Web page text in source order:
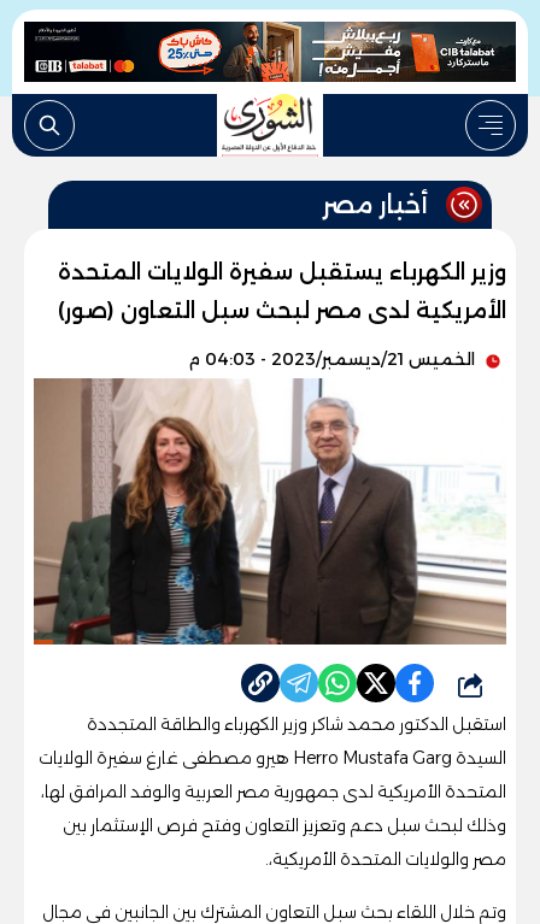
أخبار مصر
وزير الكهرباء يستقبل سفيرة الولايات المتحدة
الأمريكية لدى مصر لبحث سبل التعاون (صور)
الخميس 21/ديسمبر/2023 - 04:03 م
شارك
استقبل الدكتور محمد شاكر وزير الكهرباء والطاقة المتجددة
السيدة Herro Mustafa Garg هيرو مصطفى غارغ سفيرة الولايات
المتحدة الأمريكية لدى جمهورية مصر العربية والوفد المرافق لها،
وذلك لبحث سبل دعم وتعزيز التعاون وفتح فرص الإستثمار بين
مصر والولايات المتحدة الأمريكية،.
وتم خلال اللقاء بحث سبل التعاون المشترك بين الجانبين في مجال